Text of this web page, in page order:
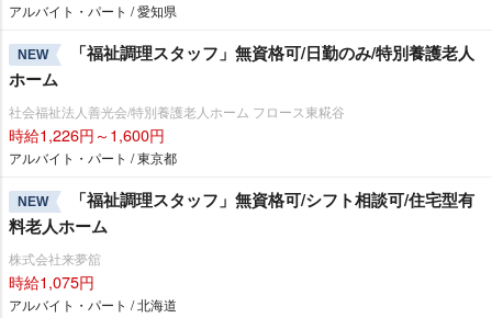
アルバイト・パート / 愛知県
NEW
「福祉調理スタッフ」無資格可/日勤のみ/特別養護老人
ホーム
社会福祉法人善光会/特別養護老人ホーム フロース東糀谷
時給1,226円～1,600円
アルバイト・パート / 東京都
NEW
「福祉調理スタッフ」無資格可/シフト相談可/住宅型有
料老人ホーム
株式会社来夢舘
時給1,075円
アルバイト・パート / 北海道